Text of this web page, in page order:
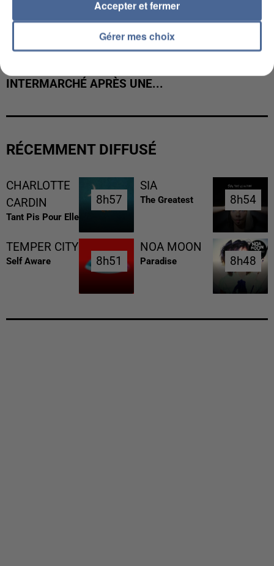
INTERMARCHÉ APRÈS UNE...
RÉCEMMENT DIFFUSÉ
CHARLOTTE
CARDIN
Tant Pis Pour Elle
8h57
8h57
SIA
The Greatest 8h54
8h54
TEMPER CITY
Self Aware 8h51
8h51
NOA MOON
Paradise 8h48
8h48
Gérer mes choix
Accepter et fermer